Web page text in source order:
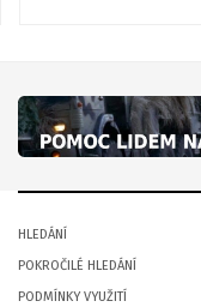
HLEDÁNÍ
POKROČILÉ HLEDÁNÍ
PODMÍNKY VYUŽITÍ